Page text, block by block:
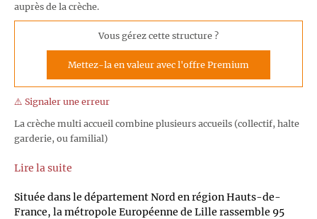
auprès de la crèche.
Vous gérez cette structure ?
Mettez-la en valeur avec l'offre Premium
⚠️ Signaler une erreur
La crèche multi accueil combine plusieurs accueils (collectif, halte
garderie, ou familial)
Lire la suite
Située dans le département Nord en région Hauts-de-
France, la métropole Européenne de Lille rassemble 95